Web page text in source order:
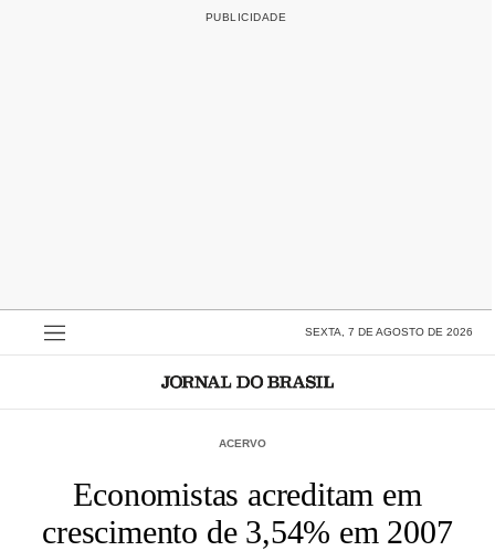
SEXTA, 7 DE AGOSTO DE 2026
ACERVO
Economistas acreditam em
crescimento de 3,54% em 2007